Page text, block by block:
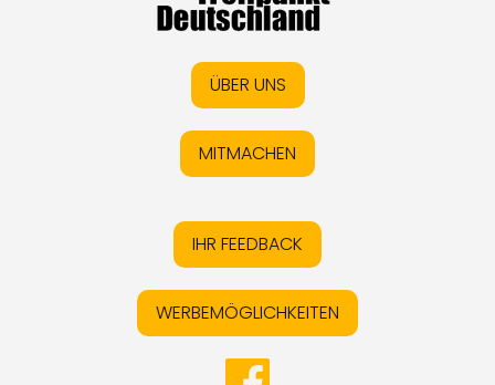
ÜBER UNS
MITMACHEN
IHR FEEDBACK
WERBEMÖGLICHKEITEN